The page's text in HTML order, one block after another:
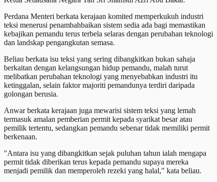
Perdana Menteri berkata kerajaan komited memperkukuh industri
teksi menerusi penambahbaikan sistem sedia ada bagi memastikan
kebajikan pemandu terus terbela selaras dengan perubahan teknologi
dan landskap pengangkutan semasa.
Beliau berkata isu teksi yang sering dibangkitkan bukan sahaja
berkaitan dengan kelangsungan hidup pemandu, malah turut
melibatkan perubahan teknologi yang menyebabkan industri itu
ketinggalan, selain faktor majoriti pemandunya terdiri daripada
golongan berusia.
Anwar berkata kerajaan juga mewarisi sistem teksi yang lemah
termasuk amalan pemberian permit kepada syarikat besar atau
pemilik tertentu, sedangkan pemandu sebenar tidak memiliki permit
berkenaan.
"Antara isu yang dibangkitkan sejak puluhan tahun ialah mengapa
permit tidak diberikan terus kepada pemandu supaya mereka
menjadi pemilik dan memperoleh rezeki yang halal," kata beliau.